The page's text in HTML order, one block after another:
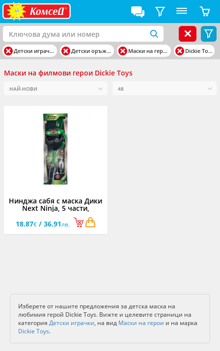
Детски играчки Детски оръжия Маски на герои Dickie Toys
Маски на филмови герои Dickie Toys
Нинджа сабя с маска Дики
Next Ninja, 5 части,
асортимент
18.87€/ 36.91лв.
Изберете от нашите предложения за детска маска на
любимия герой Dickie Toys. Вижте и целевите страници на
категория Детски играчки, на вид Маски на герои и на марка
Dickie Toys.